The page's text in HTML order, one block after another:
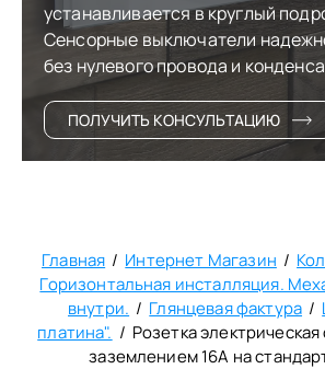
устанавливается в круглый
Сенсорные выключатели
без нулевого провода и
ПОЛУЧИТЬ КОНСУЛЬТАЦИЮ
Главная / Интернет Магазин /
Горизонтальная инсталляция.
внутри. / Глянцевая фактура /
платина". / Розетка
заземлением 16А на